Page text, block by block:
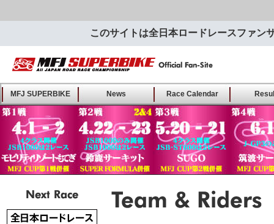
このサイトは全日本ロードレースファン
MFJ SUPERBIKE ALL
JAPAN ROAD RACE
CHAMPIONSHIP - Offical
Fan-Site
MFJ SUPERBIKE News Race Calendar
Next Race